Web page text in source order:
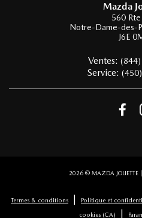
Mazda
560 Rte
Notre-Dame-des-
J6E
Ventes:
Service:
2026 © MAZDA JOLIETTE|
Termes & conditions | Politique et
cookies (CA)
|